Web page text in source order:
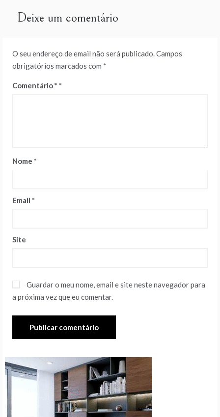
artigos
Deixe um comentário
O seu endereço de email não será publicado.Campos
obrigatórios marcados com *
Comentário*
Nome *
Email *
Site
Guardar o meu nome, email e site neste navegador para
a próxima vez que eu comentar.